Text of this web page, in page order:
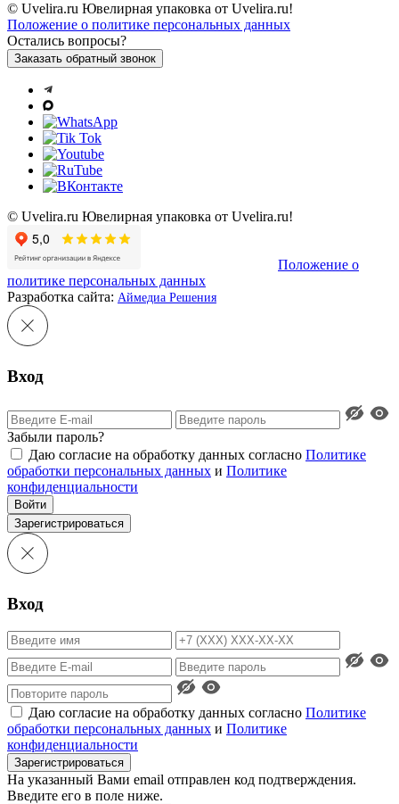
© Uvelira.ru Ювелирная упаковка от Uvelira.ru!
Положение о политике персональных данных
Остались вопросы?
Заказать обратный звонок
© Uvelira.ru Ювелирная упаковка от Uvelira.ru!
Положение о
политике персональных данных
Разработка сайта: Аймедиа Решения
Вход
Забыли пароль?
Даю согласие на обработку данных согласно Политике
обработки персональных данных и Политике
конфиденциальности
Войти
Зарегистрироваться
Вход
Даю согласие на обработку данных согласно Политике
обработки персональных данных и Политике
конфиденциальности
Зарегистрироваться
На указанный Вами email отправлен код подтверждения.
Введите его в поле ниже.